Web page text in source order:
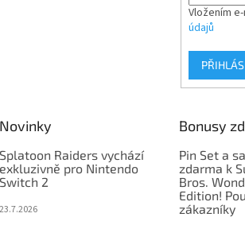
Vložením
údajů
Novinky
Splatoon Raiders vychází
exkluzivně pro Nintendo
Switch 2
23.7.2026
Bonusy
Pin Set a
zdarma k
Bros.
Edition!
zákazníky